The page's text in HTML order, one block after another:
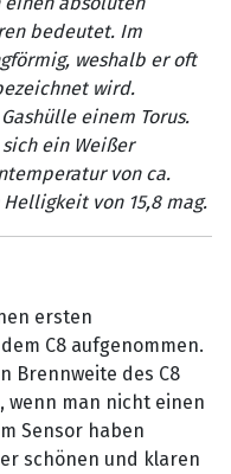
bedeutet. Im
weshalb er oft
wird.
einem Torus.
ein Weißer
von ca.
von 15,8 mag.
ersten
C8 aufgenommen.
Brennweite des C8
wenn man nicht einen
Sensor haben
schönen und klaren